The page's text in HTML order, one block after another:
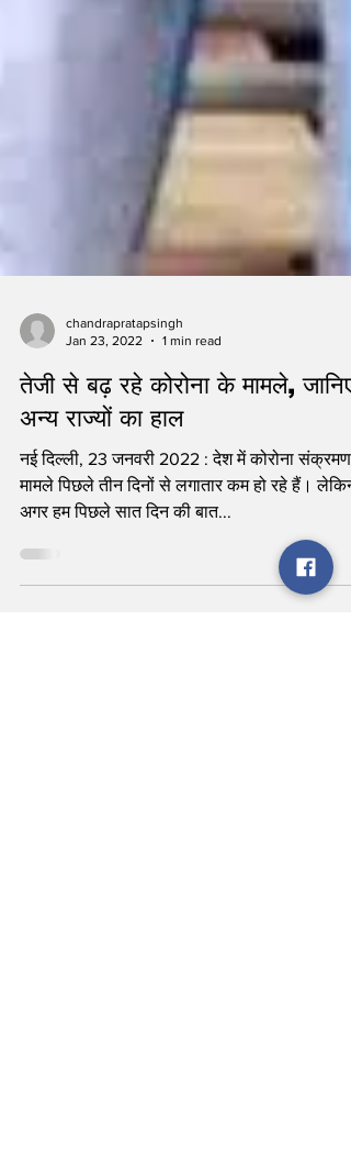
chandrapratapsingh
Jan 23, 2022
1 min read
तेजी से बढ़ रहे कोरोना के मामले, जानिए
अन्य राज्यों का हाल
नई दिल्ली, 23 जनवरी 2022 : देश में कोरोना संक्रमण
मामले पिछले तीन दिनों से लगातार कम हो रहे हैं। लेकिन